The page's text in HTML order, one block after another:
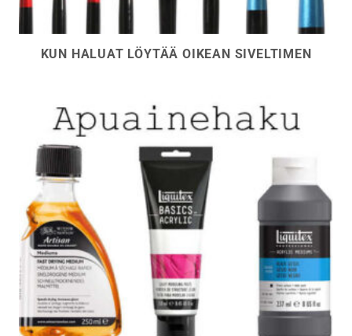
KUN HALUAT LÖYTÄÄ OIKEAN SIVELTIMEN